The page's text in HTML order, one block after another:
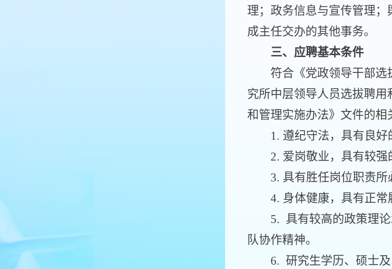
理；政务信息与宣传管理
成主任交办的其他事务。
三、应聘基本条件
符合《党政领导干部选拔
究所中层领导人员选拔聘
和管理实施办法》文件的相
1. 遵纪守法，具有良好
2. 爱岗敬业，具有较强
3. 具有胜任岗位职责所
4. 身体健康，具有正常
5. 具有较高的政策理论
队协作精神。
6. 研究生学历、硕士及